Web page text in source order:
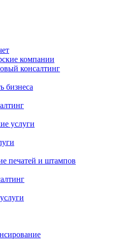
компании
консалтинг
бизнеса
услуги
печатей и штампов